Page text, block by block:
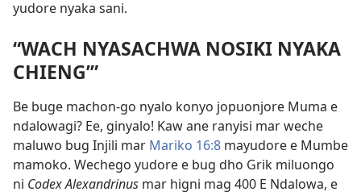
yudore nyaka sani.
“WACH NYASACHWA NOSIKI NYAKA
CHIENG’”
Be buge machon-go nyalo konyo jopuonjore Muma e
ndalowagi? Ee, ginyalo! Kaw ane ranyisi mar weche
maluwo bug Injili mar Mariko 16:8 mayudore e Mumbe
mamoko. Wechego yudore e bug dho Grik miluongo
ni Codex Alexandrinus mar higni mag 400 E Ndalowa, e